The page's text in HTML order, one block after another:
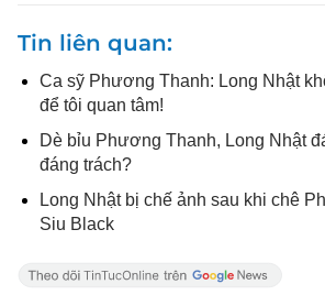
Tin liên quan
Ca sỹ Phương Thanh: Long Nhật
để tôi quan tâm!
Dè bỉu Phương Thanh, Long Nhật
đáng trách?
Long Nhật bị chế ảnh sau khi chê
Siu Black